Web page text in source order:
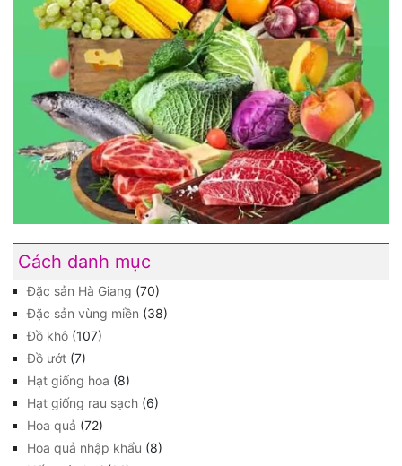
Cách danh mục
Đặc sản Hà Giang (70)
Đặc sản vùng miền (38)
Đồ khô (107)
Đồ ướt (7)
Hạt giống hoa (8)
Hạt giống rau sạch (6)
Hoa quả (72)
Hoa quả nhập khẩu (8)